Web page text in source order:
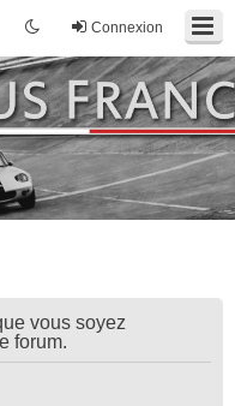
Connexion
vous soyez
forum.